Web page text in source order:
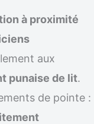
à proximité
aux
punaise de lit.
de pointe :